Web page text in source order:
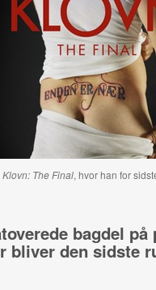
Klovn: The Final, hvor han for
bagdel på
bliver den sidste